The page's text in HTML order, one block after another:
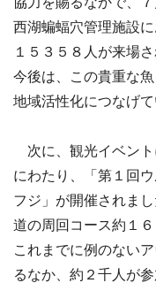
西湖蝙蝠穴管理施設
１５３５８人が来場
今後は、この貴重な
地域活性化につなげ
次に、観光イベント
にわたり、「第１回
フジ」が開催されま
道の周回コース約１
これまでに例のない
るなか、約２千人が